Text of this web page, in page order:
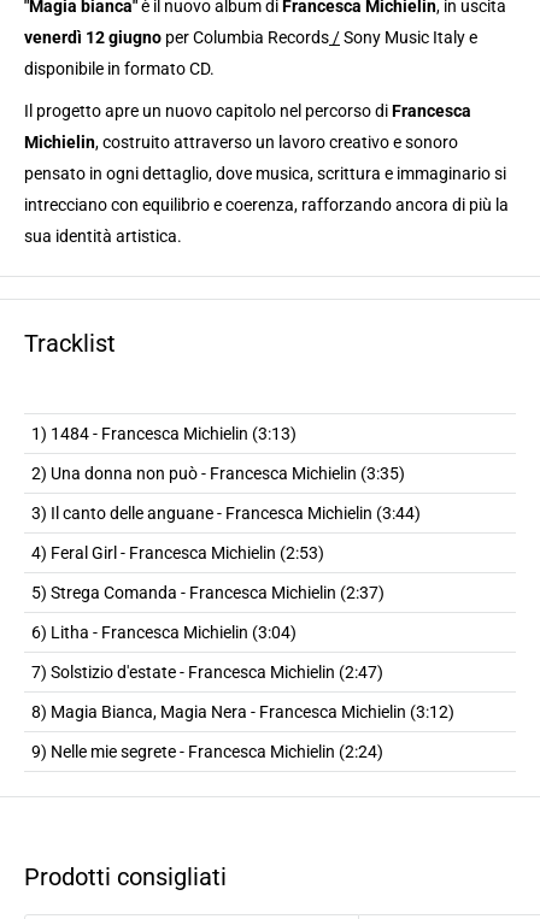
"Magia bianca"è il nuovo album diFrancesca Michielin, in uscita
venerdì 12 giugno per Columbia Records /Sony Music Italy e
disponibile in formato CD.
Il progetto apre un nuovo capitolo nel percorso diFrancesca
Michielin, costruito attraverso un lavoro creativo e sonoro
pensato in ogni dettaglio, dove musica, scrittura e immaginario si
intrecciano con equilibrio e coerenza, rafforzando ancora di più la
sua identità artistica.
Tracklist
1) 1484 - Francesca Michielin (3:13)
2) Una donna non può - Francesca Michielin (3:35)
3) Il canto delle anguane - Francesca Michielin (3:44)
4) Feral Girl - Francesca Michielin (2:53)
5) Strega Comanda - Francesca Michielin (2:37)
6) Litha - Francesca Michielin (3:04)
7) Solstizio d'estate - Francesca Michielin (2:47)
8) Magia Bianca, Magia Nera - Francesca Michielin (3:12)
9) Nelle mie segrete - Francesca Michielin (2:24)
Prodotti consigliati